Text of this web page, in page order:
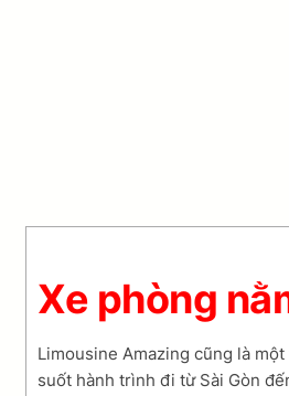
Xe phòng
Limousine Amazing cũng là
suốt hành trình đi từ Sài Gòn